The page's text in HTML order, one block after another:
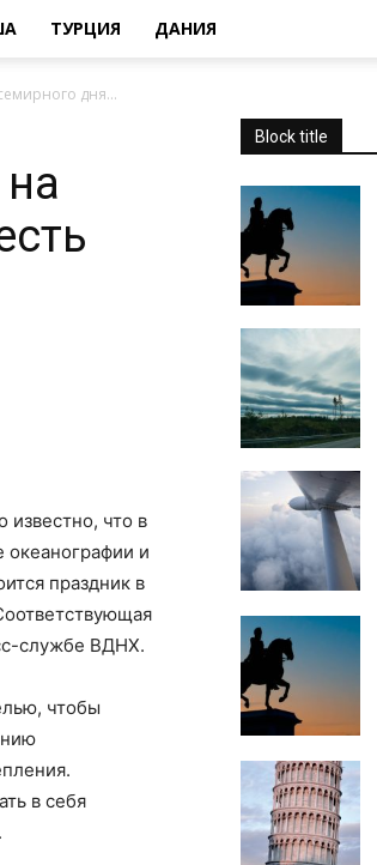
ТУРЦИЯ ДАНИЯ
дня...
известно, что в
океанографии и
праздник в
службе ВДНХ.
чтобы
в себя
Block title